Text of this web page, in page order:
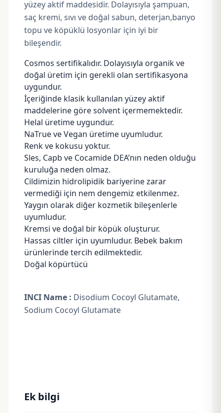
yüzey aktif maddesidir. Dolayısıyla şampuan,
saç kremi, sıvı ve doğal sabun, deterjan,banyo
topu ve köpüklü losyonlar için iyi bir
bileşendir.
Cosmos sertifikalıdır. Dolayısıyla organik ve
doğal üretim için gerekli olan sertifikasyona
uygundur.
İçeriğinde klasik kullanılan yüzey aktif
maddelerine göre solvent içermemektedir.
Helal üretime uygundur.
NaTrueve Vegan üretime uyumludur.
Renk ve kokusu yoktur.
Sles, Capb ve Cocamide DEA’nın neden olduğu
kuruluğa neden olmaz.
Cildimizin hidrolipidik bariyerine zarar
vermediği için nem dengemiz etkilenmez.
Yaygın olarak diğer kozmetik bileşenlerle
uyumludur.
Kremsi ve doğal bir köpük oluşturur.
Hassas ciltler için uyumludur. Bebek bakım
ürünlerinde tercih edilmektedir.
Doğal köpürtücü
INCI Name : Disodium Cocoyl Glutamate,
Sodium Cocoyl Glutamate
Ek bilgi